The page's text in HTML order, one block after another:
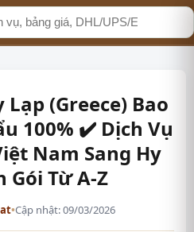
(Greece) Bao
100% ✔️ Dịch Vụ
Nam Sang Hy
Gói Từ A-Z
•Cập nhật: 09/03/2026